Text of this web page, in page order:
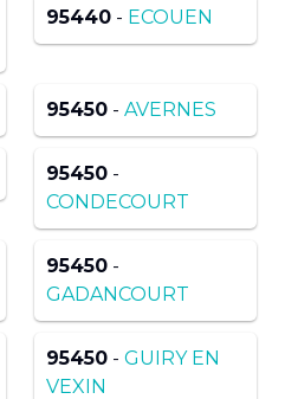
95440 - ECOUEN
95450 - AVERNES
95450 -
CONDECOURT
95450 -
GADANCOURT
95450 - GUIRY EN
VEXIN